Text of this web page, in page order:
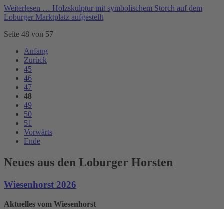
Weiterlesen … Holzskulptur mit symbolischem Storch auf dem
Loburger Marktplatz aufgestellt
Seite 48 von 57
Anfang
Zurück
45
46
47
48
49
50
51
Vorwärts
Ende
Neues aus den Loburger Horsten
Wiesenhorst 2026
Aktuelles vom Wiesenhorst